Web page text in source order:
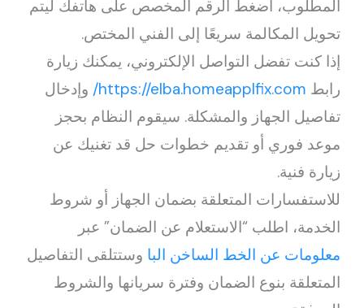
المطلوب، اضغط الرقم المخصص على هاتفك ليتم
تحويل المكالمة سريعًا إلى الفني المختص.
إذا كنت تفضل التواصل الإلكتروني، يمكنك زيارة
رابط https://elba.homeapplfix.com/ وإدخال
تفاصيل الجهاز والمشكلة. سيقوم النظام بحجز
موعد فوري أو تقديم خطوات حل قد تغنيك عن
زيارة فنية.
للاستفسارات المتعلقة بضمان الجهاز أو شروط
الخدمة، اطلب “الاستعلام عن الضمان” عبر
معلومات عن الخط الساخن البا وستتلقى التفاصيل
المتعلقة بنوع الضمان وفترة سريانها والشروط